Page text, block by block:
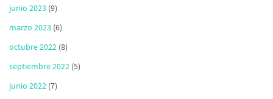
junio 2023 (9)
marzo 2023 (6)
octubre 2022 (8)
septiembre 2022 (5)
junio 2022 (7)